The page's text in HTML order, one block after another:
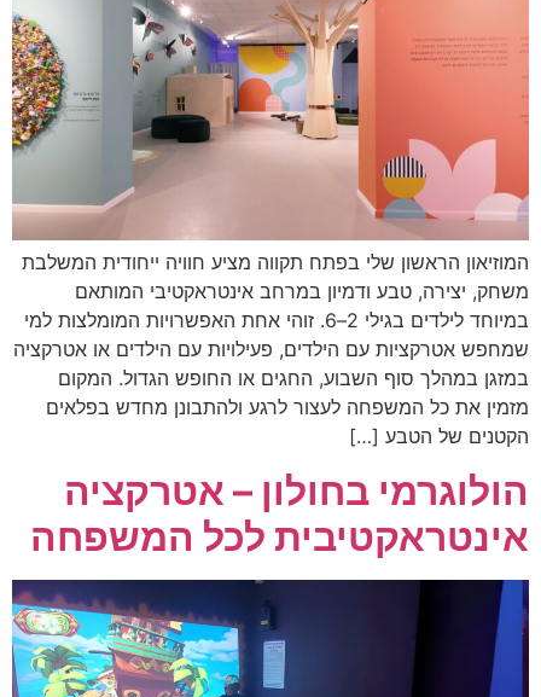
המוזיאון הראשון שלי בפתח תקווה מציע חוויה ייחודית המשלבת
משחק, יצירה, טבע ודמיון במרחב אינטראקטיבי המותאם
במיוחד לילדים בגילי 2–6. זוהי אחת האפשרויות המומלצות למי
שמחפש אטרקציות עם הילדים, פעילויות עם הילדים או אטרקציה
במזגן במהלך סוף השבוע, החגים או החופש הגדול. המקום
מזמין את כל המשפחה לעצור לרגע ולהתבונן מחדש בפלאים
הקטנים של הטבע […]
הולוגרמי בחולון – אטרקציה
אינטראקטיבית לכל המשפחה